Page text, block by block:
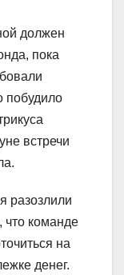
должен
пока
побудило
встречи
разозлили
что команде
на
денег.